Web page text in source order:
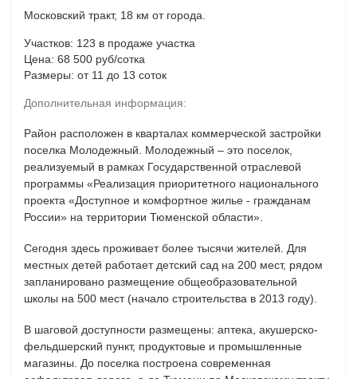
Московский тракт, 18 км от города.
Участков: 123 в продаже участка
Цена: 68 500 руб/сотка
Размеры: от 11 до 13 соток
Дополнительная информация:
Район расположен в кварталах коммерческой застройки
поселка Молодежный. Молодежный – это поселок,
реализуемый в рамках Государственной отраслевой
программы «Реализация приоритетного национального
проекта «Доступное и комфортное жилье - гражданам
России» на территории Тюменской области».
Сегодня здесь проживает более тысячи жителей. Для
местных детей работает детский сад на 200 мест, рядом
запланировано размещение общеобразовательной
школы на 500 мест (начало строительства в 2013 году).
В шаговой доступности размещены: аптека, акушерско-
фельдшерский пункт, продуктовые и промышленные
магазины. До поселка построена современная